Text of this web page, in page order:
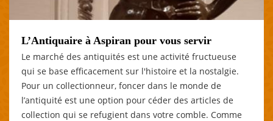
L’Antiquaire à Aspiran pour vous servir
Le marché des antiquités est une activité fructueuse
qui se base efficacement sur l'histoire et la nostalgie.
Pour un collectionneur, foncer dans le monde de
l’antiquité est une option pour céder des articles de
collection qui se refugient dans votre comble. Comme